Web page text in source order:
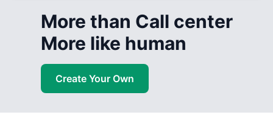
More than Call center
More like human
Create Your Own